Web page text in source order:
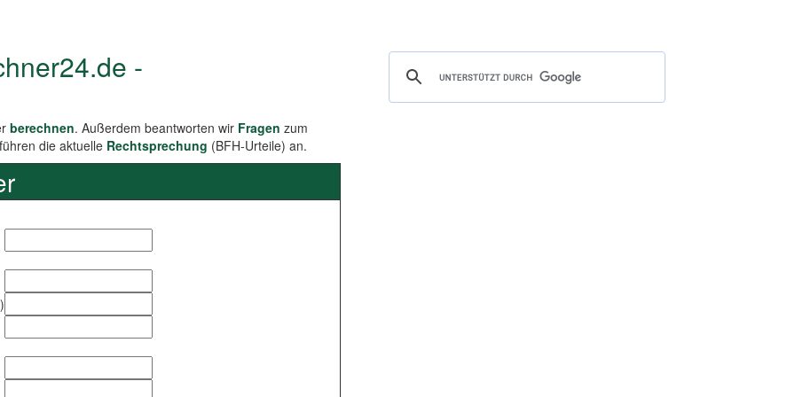
-
berechnen. Außerdem beantworten wir Fragen zum
die aktuelle Rechtsprechung (BFH-Urteile) an.